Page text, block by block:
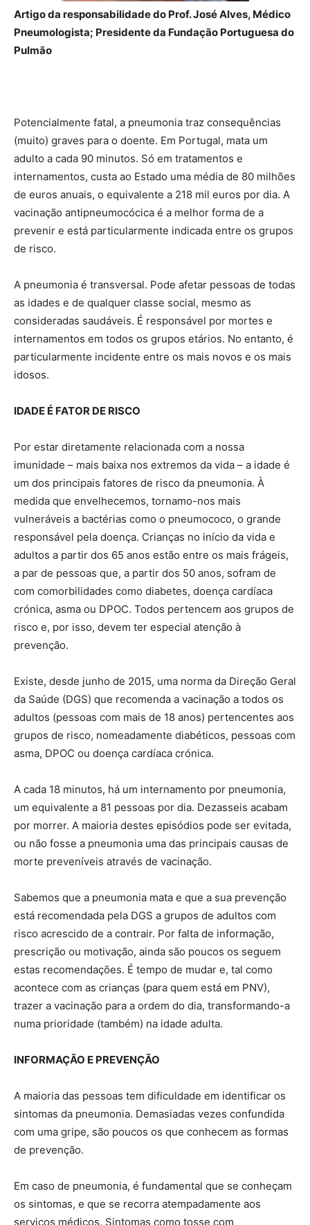
Artigo da responsabilidade do Prof. José Alves, Médico
Pneumologista; Presidente da Fundação Portuguesa do
Pulmão
Potencialmente fatal, a pneumonia traz consequências
(muito) graves para o doente. Em Portugal, mata um
adulto a cada 90 minutos. Só em tratamentos e
internamentos, custa ao Estado uma média de 80 milhões
de euros anuais, o equivalente a 218 mil euros por dia. A
vacinação antipneumocócica é a melhor forma de a
prevenir e está particularmente indicada entre os grupos
de risco.
A pneumonia é transversal. Pode afetar pessoas de todas
as idades e de qualquer classe social, mesmo as
consideradas saudáveis. É responsável por mortes e
internamentos em todos os grupos etários. No entanto, é
particularmente incidente entre os mais novos e os mais
idosos.
IDADE É FATOR DE RISCO
Por estar diretamente relacionada com a nossa
imunidade – mais baixa nos extremos da vida – a idade é
um dos principais fatores de risco da pneumonia. À
medida que envelhecemos, tornamo-nos mais
vulneráveis a bactérias como o pneumococo, o grande
responsável pela doença. Crianças no início da vida e
adultos a partir dos 65 anos estão entre os mais frágeis,
a par de pessoas que, a partir dos 50 anos, sofram de
com comorbilidades como diabetes, doença cardíaca
crónica, asma ou DPOC. Todos pertencem aos grupos de
risco e, por isso, devem ter especial atenção à
prevenção.
Existe, desde junho de 2015, uma norma da Direção Geral
da Saúde (DGS) que recomenda a vacinação a todos os
adultos (pessoas com mais de 18 anos) pertencentes aos
grupos de risco, nomeadamente diabéticos, pessoas com
asma, DPOC ou doença cardíaca crónica.
A cada 18 minutos, há um internamento por pneumonia,
um equivalente a 81 pessoas por dia. Dezasseis acabam
por morrer. A maioria destes episódios pode ser evitada,
ou não fosse a pneumonia uma das principais causas de
morte preveníveis através de vacinação.
Sabemos que a pneumonia mata e que a sua prevenção
está recomendada pela DGS a grupos de adultos com
risco acrescido de a contrair. Por falta de informação,
prescrição ou motivação, ainda são poucos os seguem
estas recomendações. É tempo de mudar e, tal como
acontece com as crianças (para quem está em PNV),
trazer a vacinação para a ordem do dia, transformando-a
numa prioridade (também) na idade adulta.
INFORMAÇÃO E PREVENÇÃO
A maioria das pessoas tem dificuldade em identificar os
sintomas da pneumonia. Demasiadas vezes confundida
com uma gripe, são poucos os que conhecem as formas
de prevenção.
Em caso de pneumonia, é fundamental que se conheçam
os sintomas, e que se recorra atempadamente aos
serviços médicos. Sintomas como tosse com